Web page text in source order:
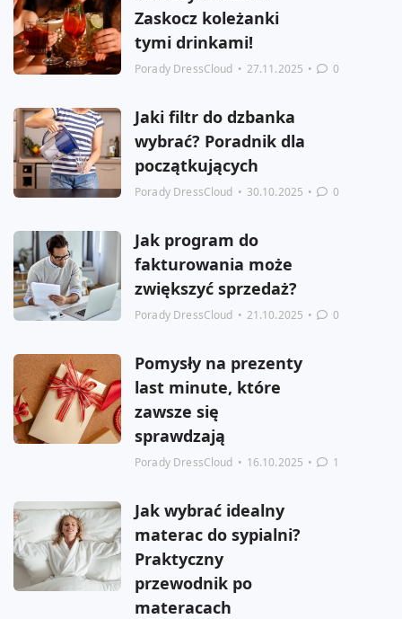
Zaskocz koleżanki
tymi drinkami!
Porady DressCloud • 27.11.2025 • 0
Jaki filtr do dzbanka
wybrać? Poradnik dla
początkujących
Porady DressCloud • 30.10.2025 • 0
Jak program do
fakturowania może
zwiększyć sprzedaż?
Porady DressCloud • 21.10.2025 • 0
Pomysły na prezenty
last minute, które
zawsze się
sprawdzają
Porady DressCloud • 16.10.2025 • 1
Jak wybrać idealny
materac do sypialni?
Praktyczny
przewodnik po
materacach